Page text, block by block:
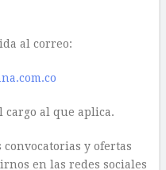
al correo:
al que aplica.
y ofertas
en las redes sociales